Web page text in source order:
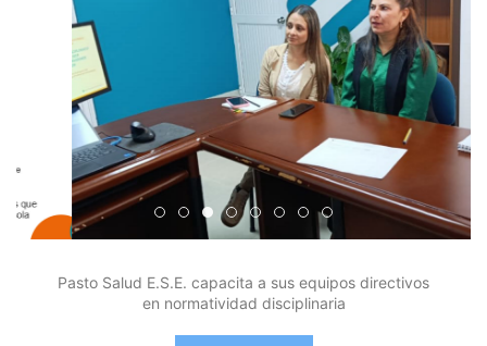
Edicto Emplazatorio a los Afiliados en el Régimen
Pasto Salud ESE lidera gestión institucional
Pasto Salud E.S.E. capacita a sus equipos
Último día para inscripciones en
Viceministro garantiza
Mil pesos que salvan vidas:
Cápsula 18-26 - Reporte
Cápsula 17-26 -
Pasto Salud E.S.E. capacita a sus equipos directivos
en normatividad disciplinaria